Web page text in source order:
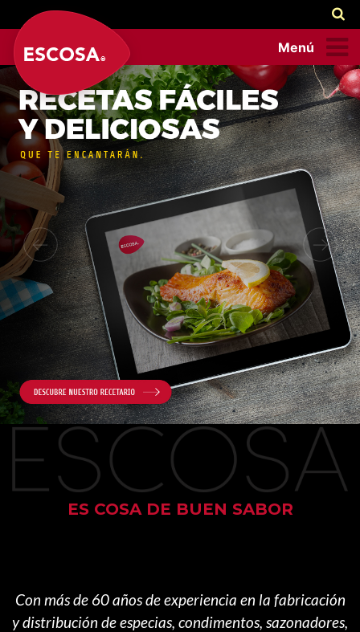
Menú
Previous Next
ES COSA DE BUEN SABOR
Con más de 60 años de experiencia en la fabricación
y distribución de especias, condimentos, sazonadores,